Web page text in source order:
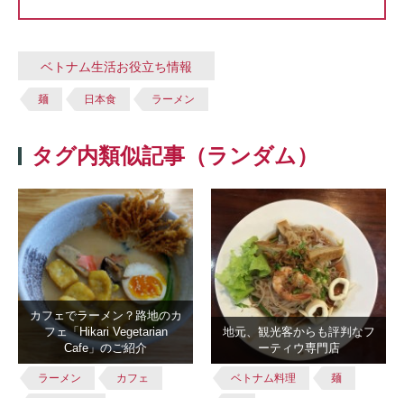
ベトナム生活お役立ち情報
麺 日本食 ラーメン
タグ内類似記事（ランダム）
カフェでラーメン？路地のカ
フェ「Hikari Vegetarian
Cafe」のご紹介
ラーメン カフェ
地元、観光客からも評判なフ
ーティウ専門店
ベトナム料理 麺